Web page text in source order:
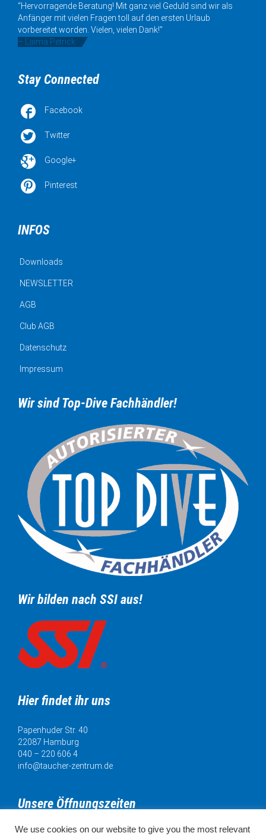
“Hervorragende Beratung! Mit ganz viel Geduld sind wir als
Anfänger mit vielen Fragen toll auf den ersten Urlaub
vorbereitet worden. Vielen, vielen Dank!”
– Laima Petrick
Stay Connected
 Facebook
 Twitter
 Google+
 Pinterest
INFOS
Downloads
NEWSLETTER
AGB
Club AGB
Datenschutz
Impressum
Wir sind Top-Dive Fachhändler!
Wir bilden nach SSI aus!
Hier findet ihr uns
Papenhuder Str. 40
22087 Hamburg
040 – 220 606 4
info@taucher-zentrum.de
Unsere Öffnungszeiten
Mo. 11:00 - 18:00 Uhr
We use cookies on our website to give you the most relevant